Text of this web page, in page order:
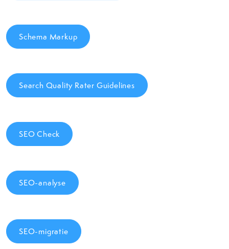
Schema Markup
Search Quality Rater Guidelines
SEO Check
SEO-analyse
SEO-migratie